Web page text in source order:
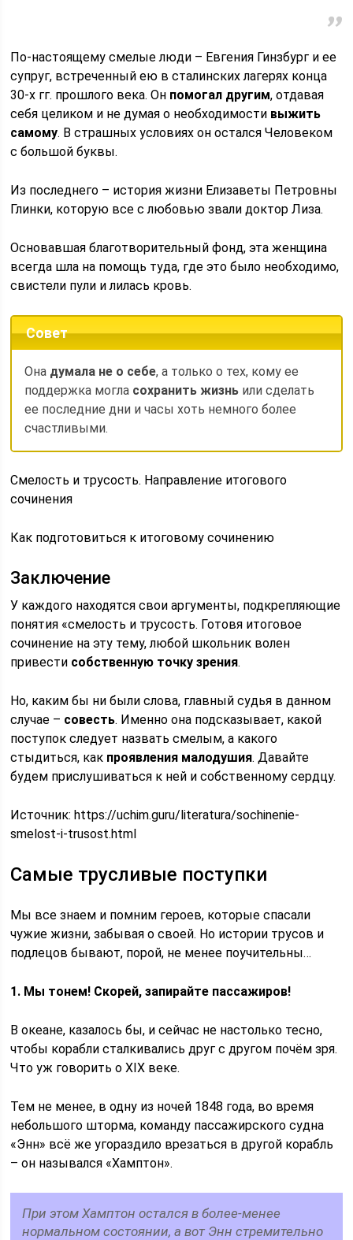
По-настоящему смелые люди – Евгения Гинзбург и ее
супруг, встреченный ею в сталинских лагерях конца
30-х гг. прошлого века. Он помогал другим, отдавая
себя целиком и не думая о необходимости выжить
самому. В страшных условиях он остался Человеком
с большой буквы.
Из последнего – история жизни Елизаветы Петровны
Глинки, которую все с любовью звали доктор Лиза.
Основавшая благотворительный фонд, эта женщина
всегда шла на помощь туда, где это было необходимо,
свистели пули и лилась кровь.
Совет
Она думала не о себе, а только о тех, кому ее
поддержка могла сохранить жизнь или сделать
ее последние дни и часы хоть немного более
счастливыми.
Смелость и трусость. Направление итогового
сочинения
Как подготовиться к итоговому сочинению
Заключение
У каждого находятся свои аргументы, подкрепляющие
понятия «смелость и трусость. Готовя итоговое
сочинение на эту тему, любой школьник волен
привести собственную точку зрения.
Но, каким бы ни были слова, главный судья в данном
случае – совесть. Именно она подсказывает, какой
поступок следует назвать смелым, а какого
стыдиться, как проявления малодушия. Давайте
будем прислушиваться к ней и собственному сердцу.
Источник:https://uchim.guru/literatura/sochinenie-
smelost-i-trusost.html
Самые трусливые поступки
Мы все знаем и помним героев, которые спасали
чужие жизни, забывая о своей. Но истории трусов и
подлецов бывают, порой, не менее поучительны…
1. Мы тонем! Скорей, запирайте пассажиров!
В океане, казалось бы, и сейчас не настолько тесно,
чтобы корабли сталкивались друг с другом почём зря.
Что уж говорить о XIX веке.
Тем не менее, в одну из ночей 1848 года, во время
небольшого шторма, команду пассажирского судна
«Энн» всё же угораздило врезаться в другой корабль
– он назывался «Хамптон».
При этом Хамптон остался в более-менее
нормальном состоянии, а вот Энн стремительно